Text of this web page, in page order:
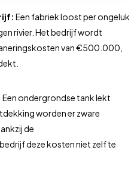
Een fabriek loost per ongeluk
rivier. Het bedrijf wordt
van €500.000,
Een ondergrondse tank lekt
worden er zware
de
deze kosten niet zelf te